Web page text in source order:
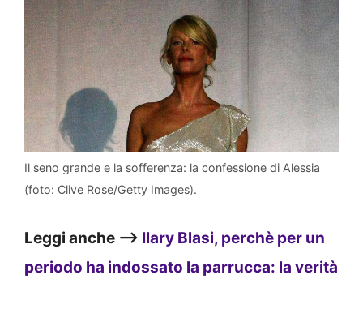
Il seno grande e la sofferenza: la confessione di Alessia
(foto: Clive Rose/Getty Images).
Leggi anche –> Ilary Blasi, perchè per un
periodo ha indossato la parrucca: la verità